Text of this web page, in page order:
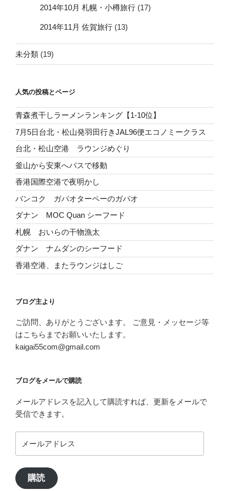
2014年10月 札幌・小樽旅行 (17)
2014年11月 佐賀旅行 (13)
未分類 (19)
人気の投稿とページ
青森煮干しラーメンランキング【1-10位】
7月5日台北・松山発羽田行きJAL96便エコノミークラス
台北・松山空港 ラウンジめぐり
釜山から安東へバスで移動
香港国際空港で夜明かし
バンコク ガパオターペーのガパオ
ダナン MOC Quan シーフード
札幌 おいらの干物漁太
ダナン ナムダンのシーフード
香港空港、またラウンジはしご
ブログ主より
ご訪問、ありがとうございます。 ご意見・メッセージ等
はこちらまでお願いいたします。
kaigai55com@gmail.com
ブログをメールで購読
メールアドレスを記入して購読すれば、更新をメールで
受信できます。
ー
ア
ド
購読